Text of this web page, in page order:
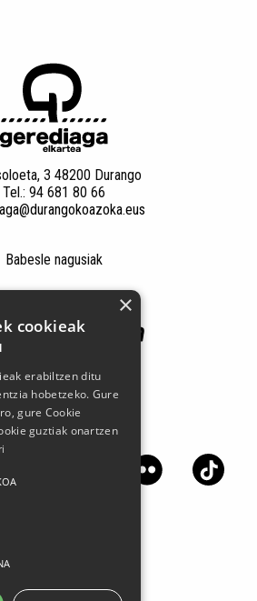
3 48200 Durango
Tel.: 94 681 80 66
Babesle nagusiak
sare sozialetan
×
cookieak
erabiltzen ditu
hobetzeko. Gure
gure Cookie
guztiak onartzen